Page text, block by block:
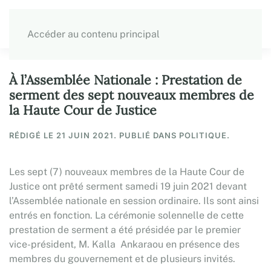
Accéder au contenu principal
À l’Assemblée Nationale : Prestation de
serment des sept nouveaux membres de
la Haute Cour de Justice
RÉDIGÉ LE 21 JUIN 2021. PUBLIÉ DANS POLITIQUE.
Les sept (7) nouveaux membres de la Haute Cour de
Justice ont prêté serment samedi 19 juin 2021 devant
l’Assemblée nationale en session ordinaire. Ils sont ainsi
entrés en fonction. La cérémonie solennelle de cette
prestation de serment a été présidée par le premier
vice-président, M. Kalla Ankaraou en présence des
membres du gouvernement et de plusieurs invités.